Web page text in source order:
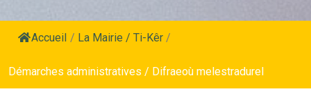
Accueil / La Mairie / Ti-Kêr /
Démarches administratives / Difraeoù melestradurel